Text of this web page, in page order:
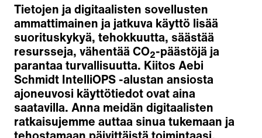
Tietojen ja digitaalisten sovellusten
ammattimainen ja jatkuva käyttö lisää
suorituskykyä, tehokkuutta, säästää
resursseja, vähentää CO2-päästöjä ja
parantaa turvallisuutta. Kiitos Aebi
Schmidt IntelliOPS -alustan ansiosta
ajoneuvosi käyttötiedot ovat aina
saatavilla. Anna meidän digitaalisten
ratkaisujemme auttaa sinua tukemaan ja
Moduuli: Route Manager
Moduuli: Seuranta